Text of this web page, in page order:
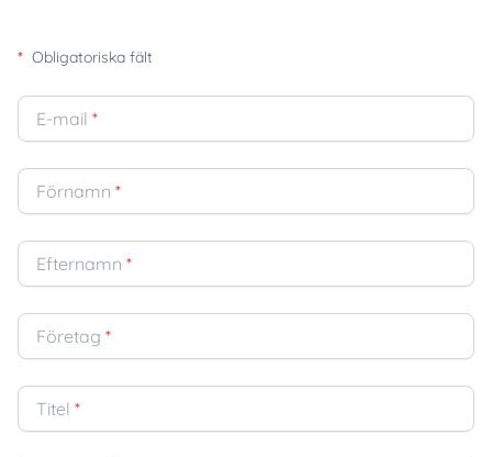
* Obligatoriska fält
E-mail *
Förnamn *
Efternamn *
Företag *
Titel *